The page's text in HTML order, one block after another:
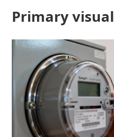
Primary visual